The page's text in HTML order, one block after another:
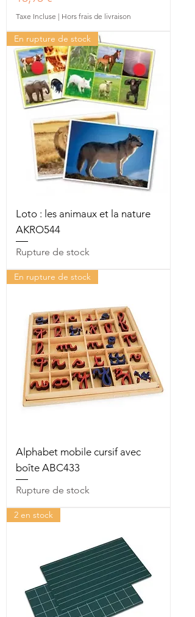
Taxe Incluse | Hors frais de livraison
En rupture de stock
Loto : les animaux et la nature
AKRO544
Rupture de stock
En rupture de stock
Alphabet mobile cursif avec
boîte ABC433
Rupture de stock
2 en stock